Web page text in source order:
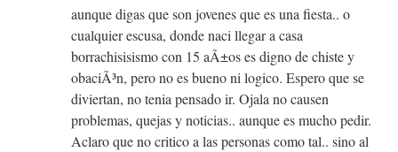
aunque digas que son jovenes que es una fiesta.. o
cualquier escusa, donde naci llegar a casa
borrachisisismo con 15 aÃ±os es digno de chiste y
obaciÃ³n, pero no es bueno ni logico. Espero que se
diviertan, no tenia pensado ir. Ojala no causen
problemas, quejas y noticias.. aunque es mucho pedir.
Aclaro que no critico a las personas como tal.. sino al